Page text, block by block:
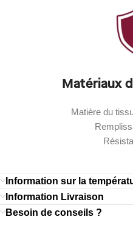
Matériaux
Matière du
Information sur la
Information Livraison
Besoin de conseils ?